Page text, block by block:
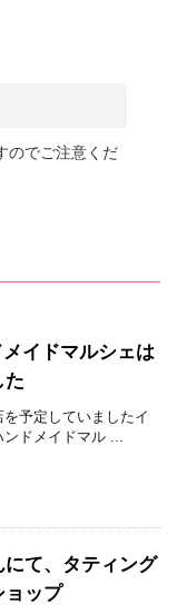
のでご注意くだ
イドマルシェは
た
予定していましたイ
ドメイドマル ...
て、タティング
ョップ